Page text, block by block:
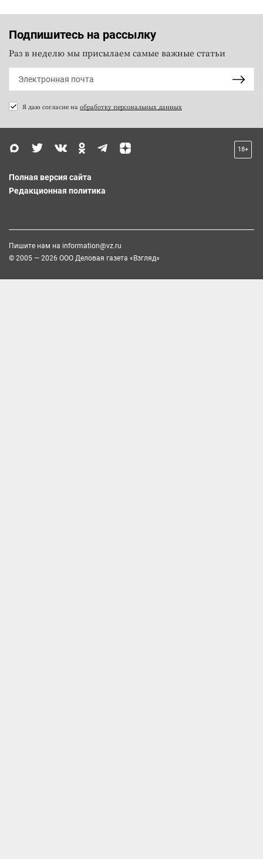
Подпишитесь на рассылку
Раз в неделю мы присылаем самые важные статьи
Я даю согласие на обработку персональных данных
18+
Полная версия сайта
Редакционная политика
Пишите нам на information@vz.ru
© 2005 — 2026 ООО Деловая газета «Взгляд»